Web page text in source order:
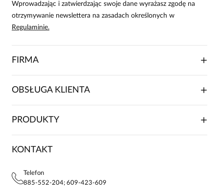
Justyna
Wprowadzając i zatwierdzając swoje dane wyrażasz zgodę na
otrzymywanie newslettera na zasadach określonych w
Regulaminie.
FIRMA
O NAS
FRANCZYZA
KONTAKTY
OBSŁUGA KLIENTA
SKŁADANIE ZAMÓWIENIA
FAQ
POLITYKA PRYWATNOŚCI
STREFA STAŁEGO KLIENTA
PRODUKTY
SUKIENKI
KOSZULE DAMSKIE
KONTAKT
Telefon
885-552-204; 609-423-609